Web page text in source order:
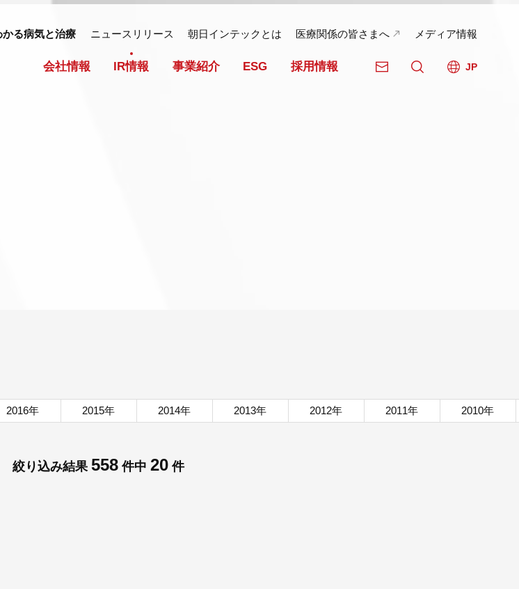
会社情報 IR情報 事業紹介 ESG 採用情報 JP
る病気と治療 ニュースリリース 朝日インテックとは 医療関係の皆さまへ メディア情報
2016年 2015年 2014年 2013年 2012年 2011年 2010年
絞り込み結果 558件中 20件